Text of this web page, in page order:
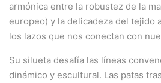
armónica entre la robustez de la
europeo) y la delicadeza del tejido
los lazos que nos conectan con
Su silueta desafía las líneas
dinámico y escultural. Las patas